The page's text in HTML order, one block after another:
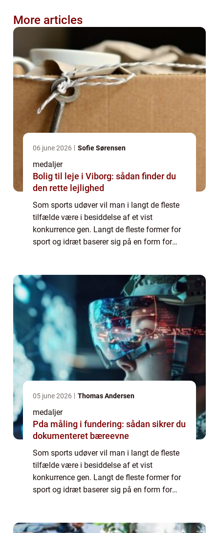
More articles
06 june 2026 Sofie Sørensen
medaljer
Bolig til leje i Viborg: sådan finder du
den rette lejlighed
Som sports udøver vil man i langt de fleste
tilfælde være i besiddelse af et vist
konkurrence gen. Langt de fleste former for
sport og idræt baserer sig på en form for
05 june 2026 Thomas Andersen
medaljer
Pda måling i fundering: sådan sikrer du
dokumenteret bæreevne
Som sports udøver vil man i langt de fleste
tilfælde være i besiddelse af et vist
konkurrence gen. Langt de fleste former for
sport og idræt baserer sig på en form for